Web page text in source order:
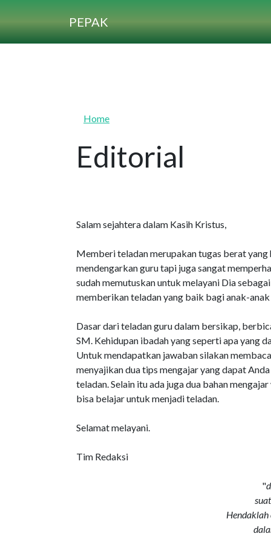
PEPAK
Home
Editorial
Salam sejahtera dalam Kasih Kristus,
Memberi teladan merupakan tugas berat
mendengarkan guru tapi juga sangat
sudah memutuskan untuk melayani Dia
memberikan teladan yang baik bagi anak-
Dasar dari teladan guru dalam bersikap,
SM. Kehidupan ibadah yang seperti apa yang
Untuk mendapatkan jawaban silakan
menyajikan dua tips mengajar yang dapat
teladan. Selain itu ada juga dua bahan
bisa belajar untuk menjadi teladan.
Selamat melayani.
Tim Redaksi
"
Hendaklah